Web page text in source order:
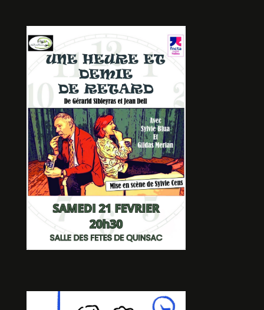
7 JOURS
De Jihèle HARSAP
RETARD